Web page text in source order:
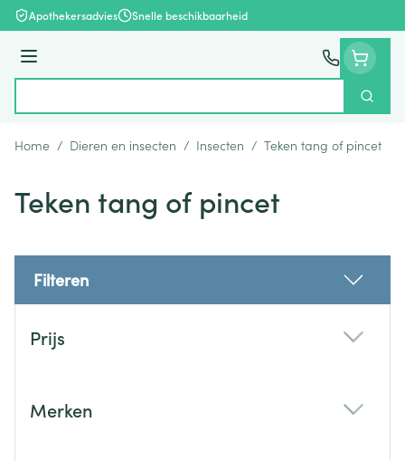
Ga naar de inhoud
Apothekersadvies Snelle beschikbaarheid
Menu
Zoek
Home / Dieren en insecten / Insecten / Teken tang of pincet
Teken tang of pincet
Filteren
Prijs
Merken